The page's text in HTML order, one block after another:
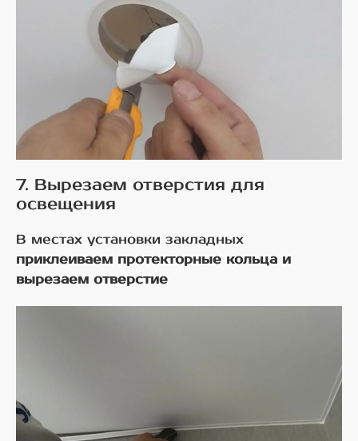
7. Вырезаем отверстия для
освещения
В местах установки закладных
приклеиваем протекторные кольца и
вырезаем отверстие